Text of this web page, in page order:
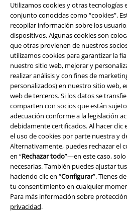
Utilizamos cookies y otras tecnologías
conjunto conocidas como “cookies”.
recopilar información sobre los
dispositivos. Algunas cookies son
que otras provienen de nuestros
utilizamos cookies para garantizar la
nuestro sitio web, mejorar y
realizar análisis y con fines de
personalizados) en nuestro sitio web,
web de terceros. Si los datos se
comparten con socios que están
adecuación conforme a la legislación
debidamente certificados. Al hacer clic
el uso de cookies por parte nuestra y
Alternativamente, puedes rechazar el
en “Rechazar todo”—en este caso,
necesarias. También puedes ajustar
haciendo clic en “Configurar”. Tienes
tu consentimiento en cualquier
Para más información sobre
privacidad.
sus nuevas
A Warner Music